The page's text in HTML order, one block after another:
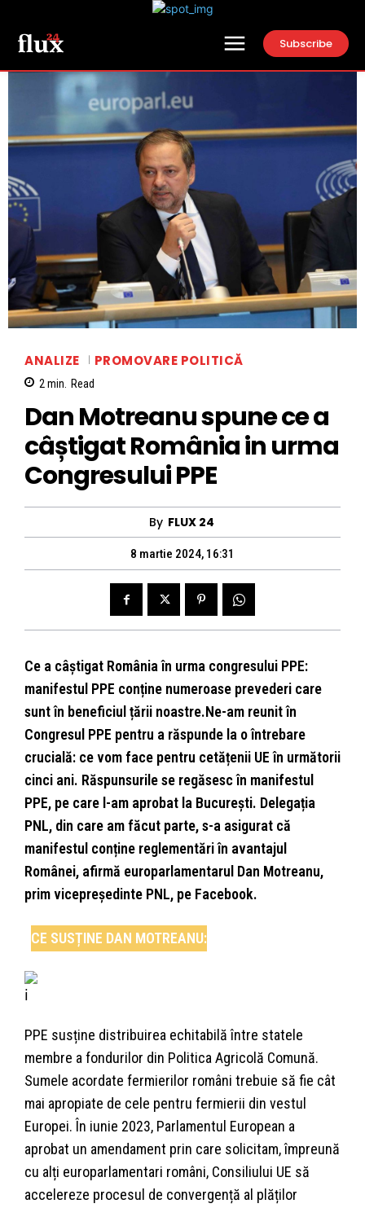
Subscribe
ANALIZE PROMOVARE POLITICĂ
2 min. Read
Dan Motreanu spune ce a
câștigat România in urma
Congresului PPE
By FLUX 24
8 martie 2024, 16:31
Ce a câștigat România în urma congresului PPE:
manifestul PPE conține numeroase prevederi care
sunt în beneficiul țării noastre.Ne-am reunit în
Congresul PPE pentru a răspunde la o întrebare
crucială: ce vom face pentru cetățenii UE în următorii
cinci ani. Răspunsurile se regăsesc în manifestul
PPE, pe care l-am aprobat la București. Delegația
PNL, din care am făcut parte, s-a asigurat că
manifestul conține reglementări în avantajul
Românei, afirmă europarlamentarul Dan Motreanu,
prim vicepreședinte PNL, pe Facebook.
CE SUSȚINE DAN MOTREANU:
PPE susține distribuirea echitabilă între statele
membre a fondurilor din Politica Agricolă Comună.
Sumele acordate fermierilor români trebuie să fie cât
mai apropiate de cele pentru fermierii din vestul
Europei. În iunie 2023, Parlamentul European a
aprobat un amendament prin care solicitam, împreună
cu alți europarlamentari români, Consiliului UE să
accelereze procesul de convergență al plăților